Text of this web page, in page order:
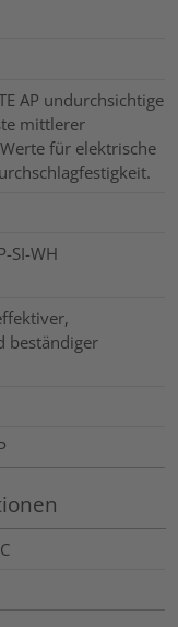
AP undurchsichtige
mittlerer
für elektrische
SI-WH
beständiger